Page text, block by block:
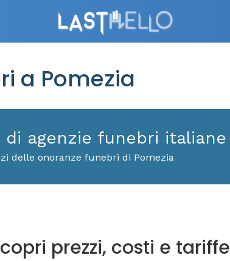
a Pomezia
agenzie funebri italiane
delle onoranze funebri di Pomezia
prezzi, costi e tariffe